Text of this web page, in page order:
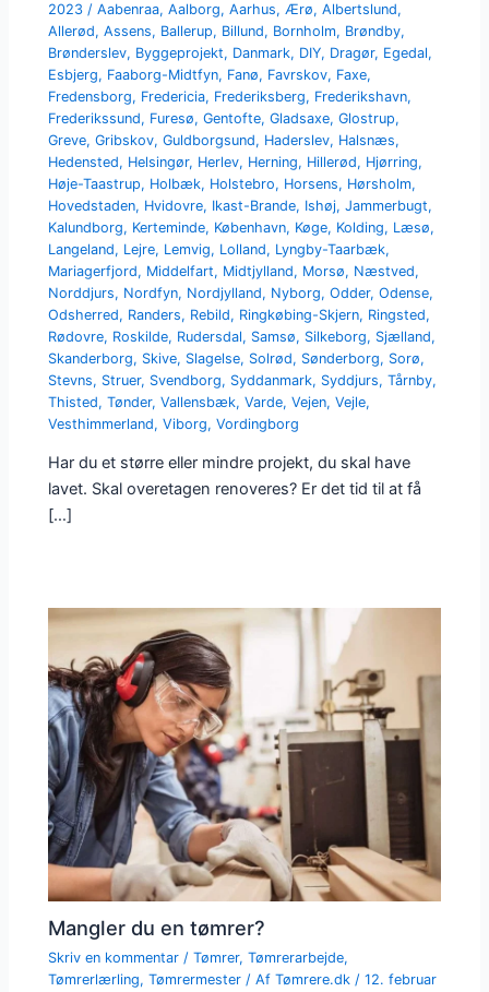
2023/Aabenraa,Aalborg,Aarhus,Ærø,Albertslund,
Allerød,Assens, Ballerup, Billund, Bornholm, Brøndby,
Brønderslev, Byggeprojekt, Danmark, DIY, Dragør, Egedal,
Esbjerg, Faaborg-Midtfyn, Fanø, Favrskov, Faxe,
Fredensborg, Fredericia, Frederiksberg, Frederikshavn,
Frederikssund, Furesø,Gentofte,Gladsaxe,Glostrup,
Greve,Gribskov,Guldborgsund, Haderslev, Halsnæs,
Hedensted, Helsingør, Herlev, Herning, Hillerød, Hjørring,
Høje-Taastrup, Holbæk, Holstebro, Horsens, Hørsholm,
Hovedstaden, Hvidovre, Ikast-Brande, Ishøj,Jammerbugt,
Kalundborg, Kerteminde, København, Køge, Kolding, Læsø,
Langeland, Lejre, Lemvig, Lolland, Lyngby-Taarbæk,
Mariagerfjord, Middelfart, Midtjylland, Morsø, Næstved,
Norddjurs, Nordfyn, Nordjylland, Nyborg,Odder,Odense,
Odsherred, Randers, Rebild, Ringkøbing-Skjern, Ringsted,
Rødovre, Roskilde, Rudersdal, Samsø, Silkeborg, Sjælland,
Skanderborg, Skive, Slagelse, Solrød, Sønderborg, Sorø,
Stevns, Struer, Svendborg, Syddanmark, Syddjurs,Tårnby,
Thisted,Tønder,Vallensbæk,Varde,Vejen,Vejle,
Vesthimmerland,Viborg,Vordingborg
Har du et større eller mindre projekt, du skal have
lavet. Skal overetagen renoveres? Er det tid til at få
[…]
Mangler du en tømrer?
Skriv en kommentar /Tømrer,Tømrerarbejde,
Tømrerlærling,Tømrermester / AfTømrere.dk /12. februar